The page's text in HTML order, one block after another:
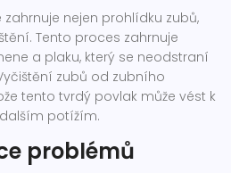
nejen prohlídku zubů,
Tento proces zahrnuje
a plaku, který se neodstraní
zubů od zubního
tento tvrdý povlak může vést k
potížím.
problémů